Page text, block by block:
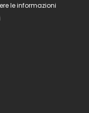
le informazioni